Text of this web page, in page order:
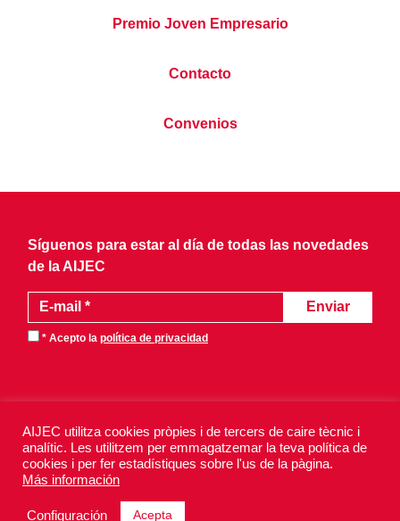
Premio Joven Empresario
Contacto
Convenios
Síguenos para estar al día de todas las novedades
de la AIJEC
* Acepto la política de privacidad
AIJEC 2026 - Todos los derechos reservados.
Aviso legal
Política de privacidad
AIJEC utilitza cookies pròpies i de tercers de caire tècnic i
analític. Les utilitzem per emmagatzemar la teva política de
cookies i per fer estadístiques sobre l'us de la pàgina.
Más información
Configuración Acepta